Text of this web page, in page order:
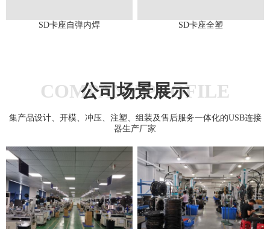
SD卡座自弹内焊 SD卡座全塑
COMPANY PROFILE
公司场景展示
集产品设计、开模、冲压、注塑、组装及售后服务一体化的USB连接
器生产厂家